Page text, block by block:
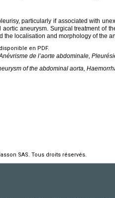
particularly if associated with
aneurysm. Surgical treatment of
the localisation and morphology of the
en PDF.
de l’aorte abdominale,
of the abdominal aorta,
SAS. Tous droits réservés.